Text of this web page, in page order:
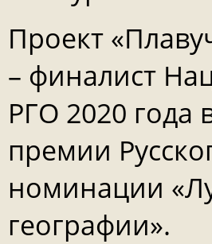
Проект
– финалист
РГО 2020
премии
номинации
географии».